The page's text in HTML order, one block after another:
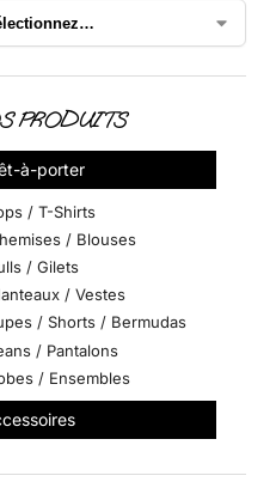
PRODUITS
à-porter
/ T-Shirts
/ Blouses
/ Gilets
/ Vestes
/ Shorts / Bermudas
/ Pantalons
/ Ensembles